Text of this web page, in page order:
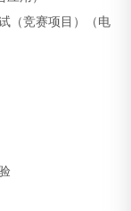
（竞赛项目）（电